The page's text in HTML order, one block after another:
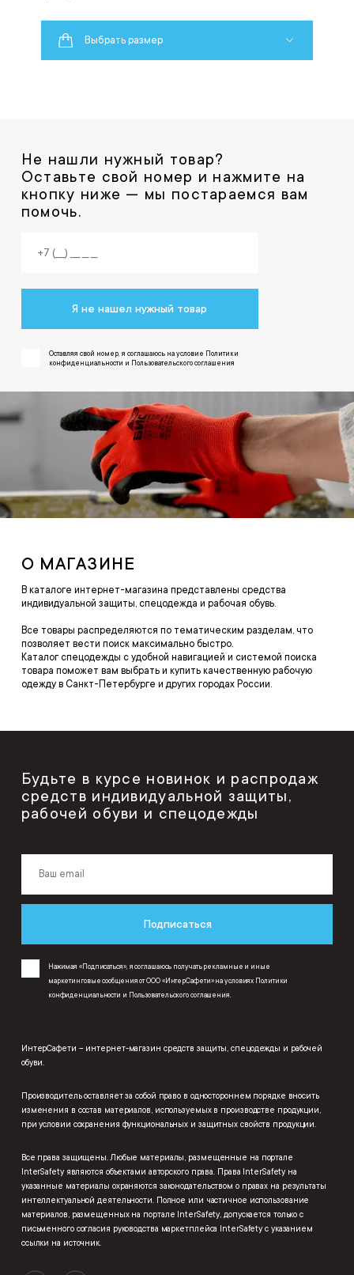
Выбрать размер
Не нашли нужный товар?
Оставьте свой номер и нажмите на
кнопку ниже — мы постараемся вам
помочь.
Я не нашел нужный товар
Оставляя свой номер, я соглашаюсь на условие Политики
конфиденциальности и Пользовательского соглашения
О МАГАЗИНЕ
В каталоге интернет-магазина представлены средства
индивидуальной защиты, спецодежда и рабочая обувь.
Все товары распределяются по тематическим разделам, что
позволяет вести поиск максимально быстро.
Каталог спецодежды с удобной навигацией и системой поиска
товара поможет вам выбрать и купить качественную рабочую
одежду в Санкт-Петербурге и других городах России.
Будьте в курсе новинок и распродаж
средств индивидуальной защиты,
рабочей обуви и спецодежды
Подписаться
Нажимая «Подписаться», я соглашаюсь получать рекламные и иные
маркетинговые сообщения от ООО «ИнтерСафети» на условиях Политики
конфиденциальности и Пользовательского соглашения
ИнтерСафети – интернет-магазин средств защиты, спецодежды и рабочей
обуви.
Производитель оставляет за собой право в одностороннем порядке вносить
изменения в состав материалов, используемых в производстве продукции,
при условии сохранения функциональных и защитных свойств продукции.
Все права защищены. Любые материалы, размещенные на портале
InterSafety являются объектами авторского права. Права InterSafety на
указанные материалы охраняются законодательством о правах на результаты
интеллектуальной деятельности. Полное или частичное использование
материалов, размещенных на портале InterSafety, допускается только с
письменного согласия руководства маркетплейса InterSafety с указанием
ссылки на источник.